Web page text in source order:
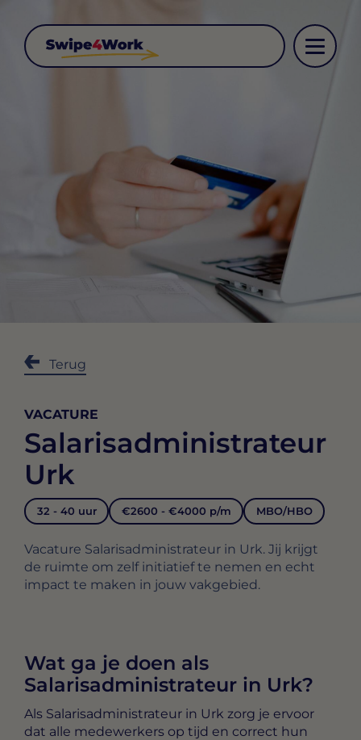
Terug
VACATURE
Salarisadministrateur
Urk
32 - 40 uur €2600 - €4000 p/m MBO/HBO
Vacature Salarisadministrateur in Urk. Jij krijgt
de ruimte om zelf initiatief te nemen en echt
impact te maken in jouw vakgebied.
Wat ga je doen als
Salarisadministrateur in Urk?
Als Salarisadministrateur in Urk zorg je ervoor
dat alle medewerkers op tijd en correct hun